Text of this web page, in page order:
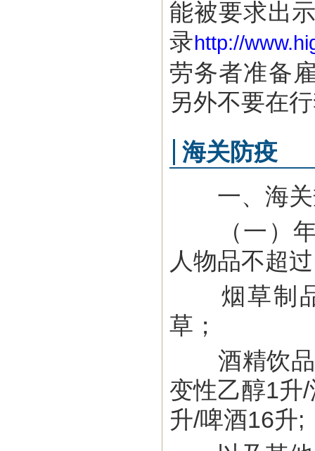
能被要求出
录http://
劳务者准备
另外不要在
海关防疫
一、海关
（一）年
人物品不超
烟草制品
草；
酒精饮品
变性乙醇1升
升/啤酒16升;